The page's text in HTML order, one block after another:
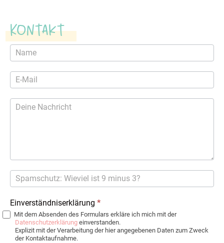
Kontakt
Kontaktformular
Einverständniserklärung *
Mit dem Absenden des Formulars erkläre ich mich mit der
Datenschutzerklärung einverstanden.
Explizit mit der Verarbeitung der hier angegebenen Daten zum Zweck
der Kontaktaufnahme.